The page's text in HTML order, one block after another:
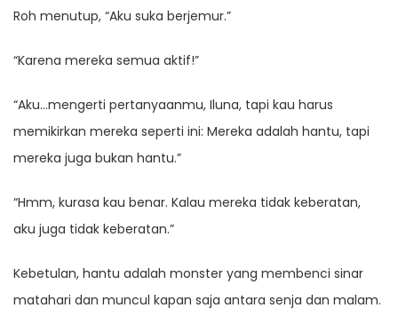
Roh menutup, “Aku suka berjemur.”
“Karena mereka semua aktif!”
“Aku…mengerti pertanyaanmu, Iluna, tapi kau harus
memikirkan mereka seperti ini: Mereka adalah hantu, tapi
mereka juga bukan hantu.”
“Hmm, kurasa kau benar. Kalau mereka tidak keberatan,
aku juga tidak keberatan.”
Kebetulan, hantu adalah monster yang membenci sinar
matahari dan muncul kapan saja antara senja dan malam.